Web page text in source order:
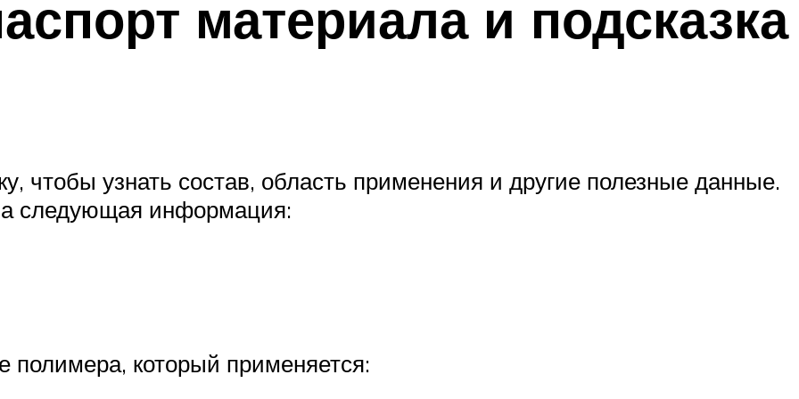
материала и подсказка
чтобы узнать состав, область применения и другие полезные данные.
следующая информация:
полимера, который применяется: